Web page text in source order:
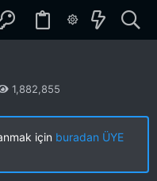
1,882,855
için buradan ÜYE